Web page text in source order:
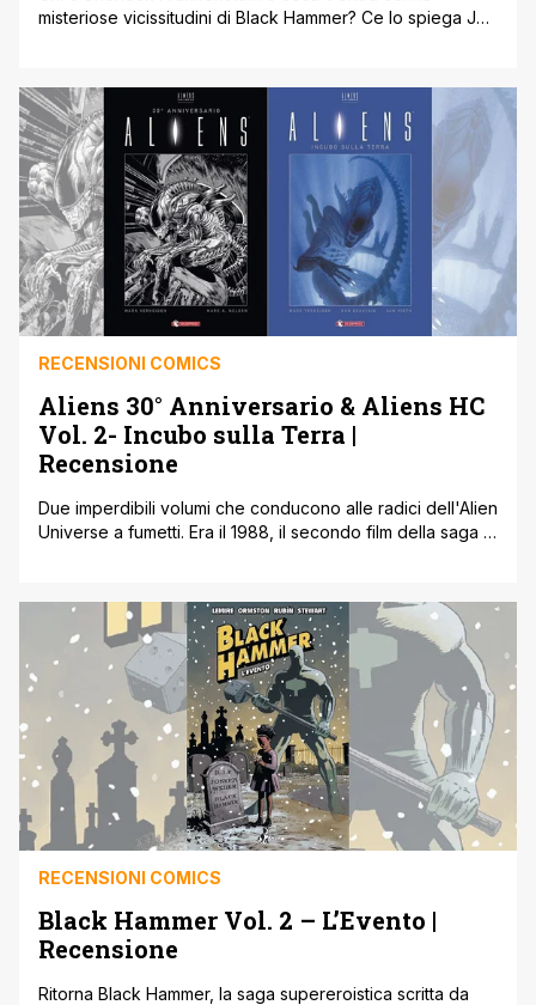
misteriose vicissitudini di Black Hammer? Ce lo spiega Jeff
supereroica della Dark Horse! Jeff Lemire non smette mai
di stupire e con questo volume pubblicato da Bao
Publishing si conferma come uno [']
RECENSIONI COMICS
Aliens 30° Anniversario & Aliens HC
Vol. 2- Incubo sulla Terra |
Recensione
Due imperdibili volumi che conducono alle radici dell'Alien
Universe a fumetti. Era il 1988, il secondo film della saga di
creò l'Alien universe a fumetti. All'epoca lo sceneggiatore
Mark Verheiden (che successivamente sarebbe diventato
produttore [']
RECENSIONI COMICS
Black Hammer Vol. 2 – L’Evento |
Recensione
Ritorna Black Hammer, la saga supereroistica scritta da